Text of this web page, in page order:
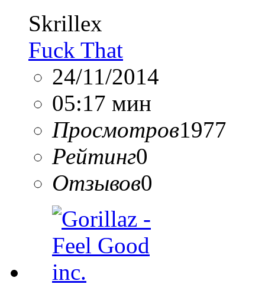
Skrillex
Fuck That
24/11/2014
05:17 мин
Просмотров1977
Рейтинг0
Отзывов0